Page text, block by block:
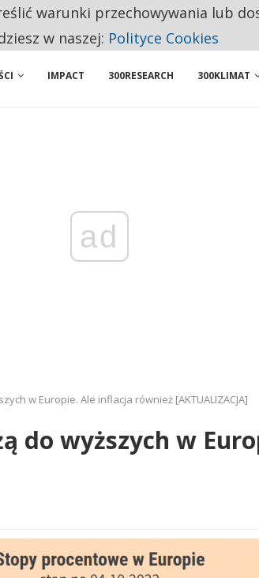
NIE ROZPOCZYNA PRACY
IMPACT 300RESEARCH 300KLIMAT
ad
w Europie. Ale inflacja również [AKTUALIZACJA]
do wyższych w
warunki przechowywania lub
w naszej: Polityce Cookies